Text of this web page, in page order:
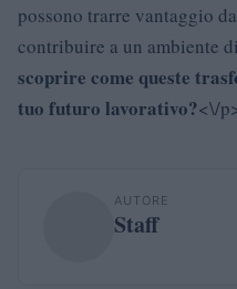
possono trarre vantaggio
contribuire a un ambiente
scoprire come queste
tuo futuro lavorativo?<\/
AUTORE
Staff